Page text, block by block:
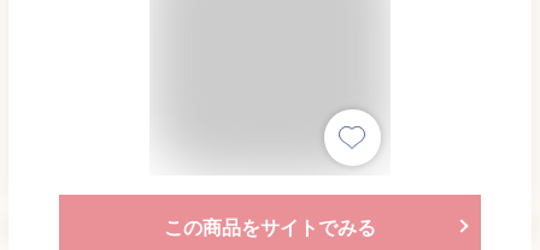
この商品をサイトでみる